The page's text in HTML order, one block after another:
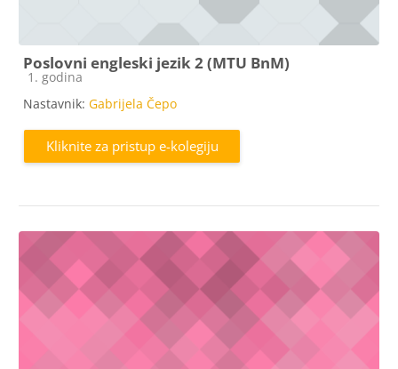
Poslovni engleski jezik 2 (MTU BnM)
Kategorija e-kolegija
1. godina
Nastavnik: Gabrijela Čepo
Kliknite za pristup e-kolegiju